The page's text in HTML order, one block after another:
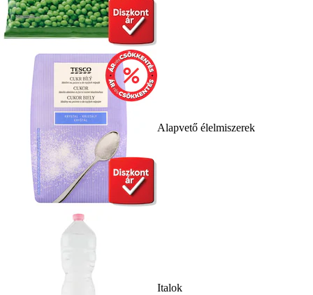
Alapvető élelmiszerek
Italok